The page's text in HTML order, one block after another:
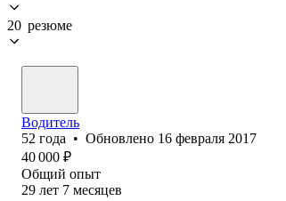
20 резюме
Водитель
52 года • Обновлено 16 февраля 2017
40 000 ₽
Общий опыт
29 лет 7 месяцев